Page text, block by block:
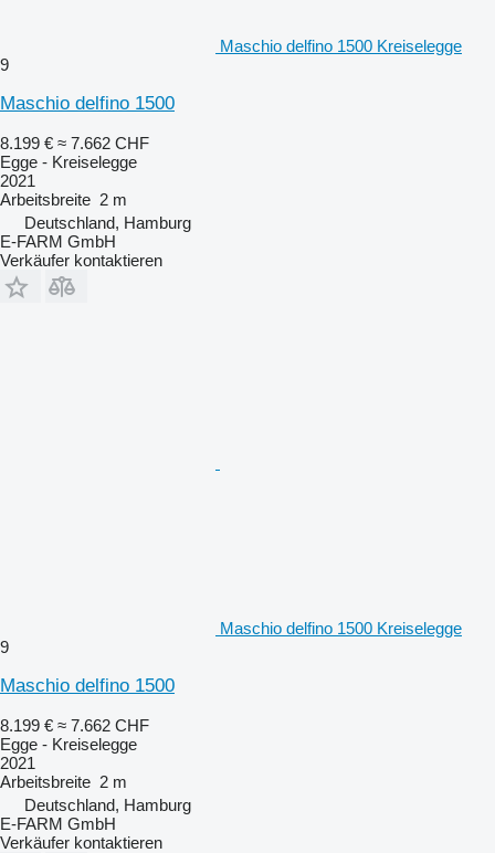
Maschio delfino 1500 Kreiselegge
9
Maschio delfino 1500
8.199 € ≈ 7.662 CHF
Egge - Kreiselegge
2021
Arbeitsbreite 2 m
Deutschland, Hamburg
E-FARM GmbH
Verkäufer kontaktieren
Maschio delfino 1500 Kreiselegge
9
Maschio delfino 1500
8.199 € ≈ 7.662 CHF
Egge - Kreiselegge
2021
Arbeitsbreite 2 m
Deutschland, Hamburg
E-FARM GmbH
Verkäufer kontaktieren